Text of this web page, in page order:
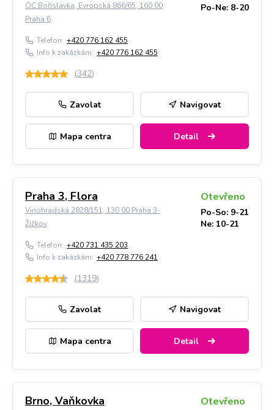
OC Bořislavka, Evropská 866/65, 160 00
Praha 6
Po-Ne: 8-20
Telefon: +420 776 162 455
Info k zakázkám: +420 776 162 455
(342)
Zavolat Navigovat
Mapa centra Detail
Praha 3, Flora
Vinohradská 2828/151, 130 00 Praha 3-
Žižkov
Otevřeno
Po-So: 9-21
Ne: 10-21
Telefon: +420 731 435 203
Info k zakázkám: +420 778 776 241
(1319)
Zavolat Navigovat
Mapa centra Detail
Brno, Vaňkovka Otevřeno